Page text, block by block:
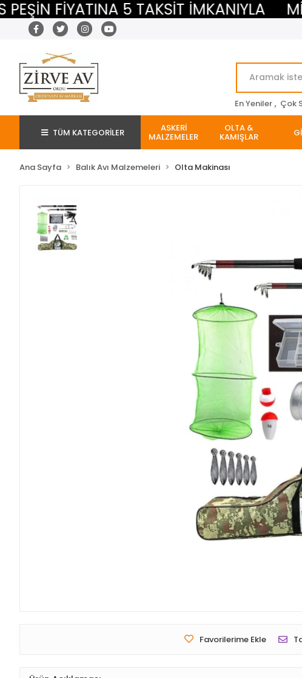
FİYATINA 5 TAKSİT İMKANIYLA
En Yeniler , Çok
TÜM KATEGORİLER ASKERİ
MALZEMELER
OLTA &
KAMIŞLAR
Ana Sayfa Balık Avı Malzemeleri Olta Makinası
Favorilerime Ekle